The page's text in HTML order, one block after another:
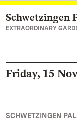
Navigate to
Schwetzingen
EXTRAORDINARY
Friday, 15
SCHWETZINGEN